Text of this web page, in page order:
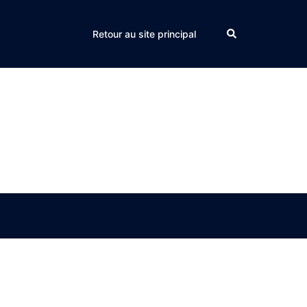
Retour au site principal Search